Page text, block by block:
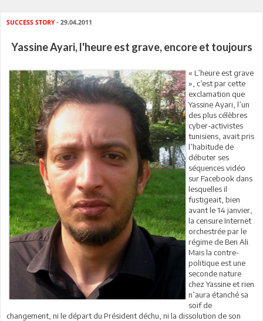
SUCCESS STORY- 29.04.2011
Yassine Ayari, l'heure est grave, encore et toujours
« L’heure est grave
», c’est par cette
exclamation que
Yassine Ayari, l’un
des plus célèbres
cyber-activistes
tunisiens, avait pris
l’habitude de
débuter ses
séquences vidéo
sur Facebook dans
lesquelles il
fustigeait, bien
avant le 14 janvier,
la censure Internet
orchestrée par le
régime de Ben Ali.
Mais la contre-
politique est une
seconde nature
chez Yassine et rien
n’aura étanché sa
soif de
changement, ni le départ du Président déchu, ni la dissolution de son